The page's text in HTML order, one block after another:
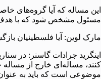
این مساله که آیا گروه‌های
مسئول مشخص شود که با هدف
مارک لوین: آیا فلسطینیان
کنند، مساله‌ای خارج از
موضوعی است که باید به